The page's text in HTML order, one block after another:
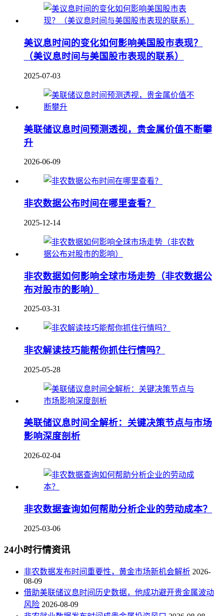
美议息时间的变化如何影响美国股市表现？
（美议息时间与美国股市表现的联系）
2025-07-03
美联储议息时间预测透视，贵金属价值不断攀
升
2026-06-09
非农数据公布时间在哪里查看？
2025-12-14
非农数据如何影响全球市场走势（非农数据公
布对股市的影响）
2025-03-31
非农解读技巧能帮你抓住行情吗？
2025-05-28
美联储议息时间全解析：关键决策节点与市场
影响深度剖析
2026-02-04
非农数据查询如何帮助分析企业的劳动成本？
2025-03-06
24小时行情资讯
非农数据发布时间重要性，黄金市场新机会解析 2026-
08-09
借助美联储议息时间历史数据，他成功避开贵金属波动
风险 2026-08-09